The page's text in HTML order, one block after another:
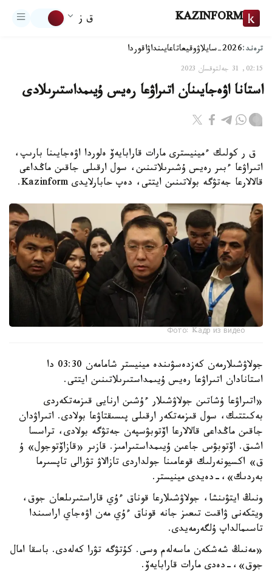
KAZINFORM ق ز
ترەند:2026-سايلاۋ وقيعاتاعايىنداۋاقوردا
02:15, 31 جەلتوقسان 2023
استانا اۋەجايىنان اتىراۋعا رەيس ۇيىمداستىرىلادى
ق ر كولىك ءمينيسترى مارات قارابايەۆ ەلوردا اۋەجايىنا بارىپ،
اتىراۋعا ءبىر رەيس ۇشىرىلاتىنىن، سول ارقىلى جاقىن ماڭداعى
قالالارعا جەتۋگە بولاتىنىن ايتتى، دەپ حابارلايدى Kazinform.
Фото: Kадр из видео
جولاۋشىلارمەن كەزدەسۋىندە مينيستر شامامەن 03:30 دا
استانادان اتىراۋعا رەيس ۇيىمداستىرىلاتىنىن ايتتى.
«اتىراۋعا ۇشاتىن جولاۋشىلار ءۇشىن ارنايى قىزمەتكەردى
بەكىتتىك، سول قىزمەتكەر ارقىلى پىسىقتاۋعا بولادى. اتىراۋدان
جاقىن ماڭداعى قالالارعا اۆتوبۋسپەن جەتۋگە بولادى، تراسسا
اشىق. اۆتوبۋس جاعىن ۇيىمداستىرامىز. قازىر «قازاۆتوجول» ۇ
ق» اكسيونەرلىك قوعامىنا جولداردى تازالاۋ تۋرالى تاپسىرما
بەردىك»،-دەيدى مينيستر.
ونىڭ ايتۋىنشا، جولاۋشىلارعا قوناق ءۇي قاراستىرىلعان جوق،
ويتكەنى ۋاقىت تىعىز جانە قوناق ءۇي مەن اۋەجاي اراسىندا
تاسىمالداپ ۇلگەرمەيدى.
«مەنىڭ شەشكەن ماسەلەم وسى. كۇتۋگە تۋرا كەلەدى. باسقا امال
جوق»،-دەدى مارات قارابايەۆ.